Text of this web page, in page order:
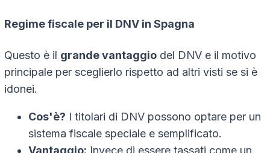
Regime fiscale per il DNV in Spagna
Questo è il grande vantaggio del DNV e il motivo
principale per sceglierlo rispetto ad altri visti se si è
idonei.
Cos'è? I titolari di DNV possono optare per un
sistema fiscale speciale e semplificato.
Vantaggio: Invece di essere tassati come un